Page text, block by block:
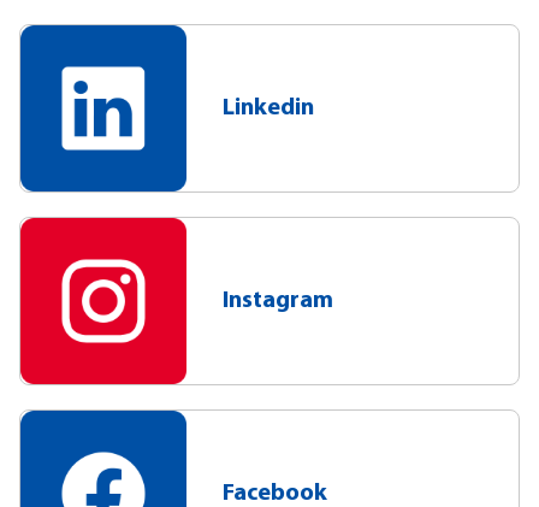
Linkedin
Instagram
Facebook